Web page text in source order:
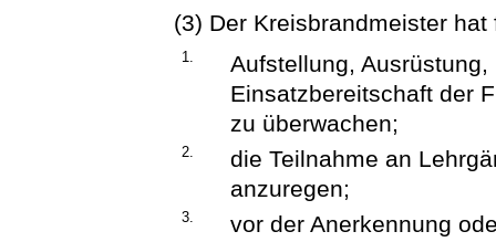
(3) Der Kreisbrandmeister hat
1.
Aufstellung,
Einsatzbereitschaft der
zu überwachen;
2.
die Teilnahme an
anzuregen;
3.
vor der Anerkennung